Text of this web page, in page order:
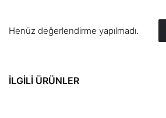
Henüz değerlendirme yapılmadı.
İLGILI ÜRÜNLER